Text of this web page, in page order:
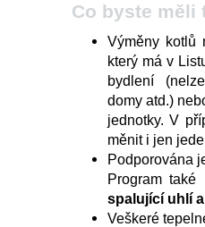
Co byste měli
Výměny kotlů
který má v
bydlení
domy atd.)
jednotky. V
měnit i jen
Podporována
Program také
spalující uhlí
Veškeré